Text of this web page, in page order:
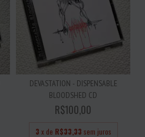
DEVASTATION - DISPENSABLE
BLOODSHED CD
R$100,00
3 x de R$33,33 sem juros